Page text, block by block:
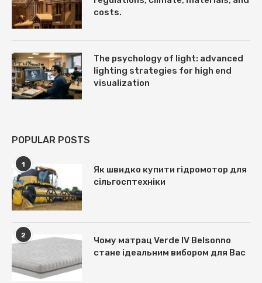
costs.
The psychology of light: advanced
lighting strategies for high end
visualization
POPULAR POSTS
1
Як швидко купити гідромотор для
сільгосптехніки
2
Чому матрац Verde IV Belsonno
стане ідеальним вибором для Вас